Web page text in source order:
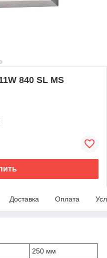
840 SL MS
Доставка Оплата
250 мм